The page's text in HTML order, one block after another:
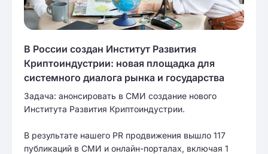
В России создан Институт Развития
Криптоиндустрии: новая площадка для
системного диалога рынка и государства
Задача: анонсировать в СМИ создание нового
Института Развития Криптоиндустрии.
В результате нашего PR продвижения вышло 117
публикаций в СМИ и онлайн-порталах, включая 1